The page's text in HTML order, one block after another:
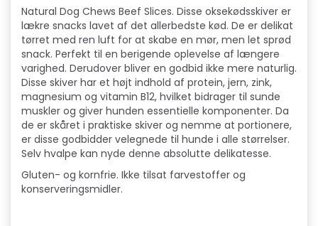
Natural Dog Chews Beef Slices. Disse oksekødsskiver er
lækre snacks lavet af det allerbedste kød. De er delikat
tørret med ren luft for at skabe en mør, men let sprød
snack. Perfekt til en berigende oplevelse af længere
varighed. Derudover bliver en godbid ikke mere naturlig.
Disse skiver har et højt indhold af protein, jern, zink,
magnesium og vitamin B12, hvilket bidrager til sunde
muskler og giver hunden essentielle komponenter. Da
de er skåret i praktiske skiver og nemme at portionere,
er disse godbidder velegnede til hunde i alle størrelser.
Selv hvalpe kan nyde denne absolutte delikatesse.
Gluten- og kornfrie. Ikke tilsat farvestoffer og
konserveringsmidler.